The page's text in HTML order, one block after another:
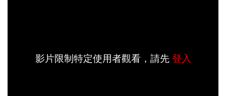
影片限制特定使用者觀看，請先登入